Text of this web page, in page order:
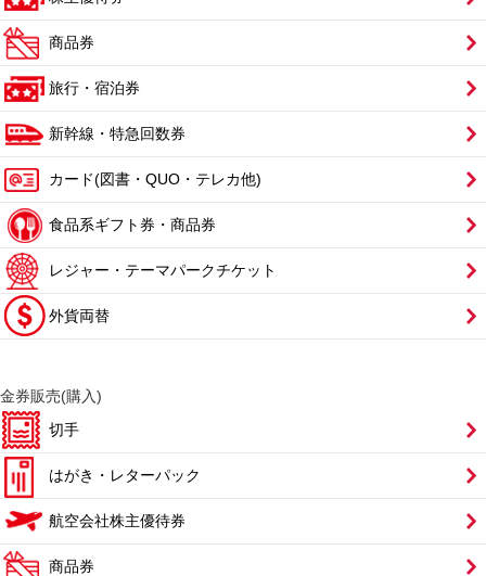
商品券
旅行・宿泊券
新幹線・特急回数券
カード(図書・QUO・テレカ他)
食品系ギフト券・商品券
レジャー・テーマパークチケット
外貨両替
金券販売(購入)
切手
はがき・レターパック
航空会社株主優待券
商品券